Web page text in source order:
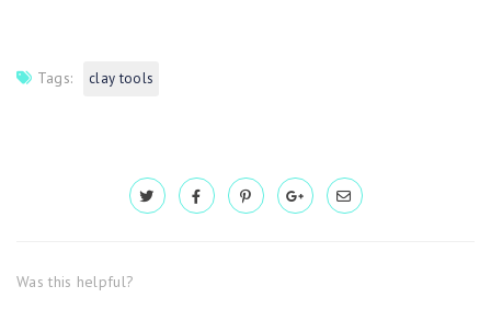
Tags: clay tools
Was this helpful?